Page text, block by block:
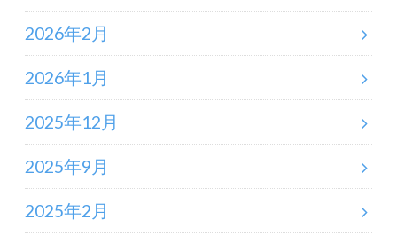
2026年2月
2026年1月
2025年12月
2025年9月
2025年2月